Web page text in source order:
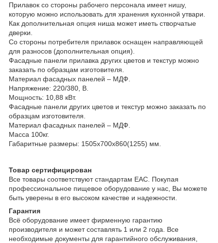
Прилавок со стороны рабочего персонала имеет нишу,
которую можно использовать для хранения кухонной утвари.
Как дополнительная опция ниша может иметь створчатые
дверки.
Со стороны потребителя прилавок оснащен направляющей
для разносов (дополнительная опция).
Фасадные панели прилавка других цветов и текстур можно
заказать по образцам изготовителя.
Материал фасадных панелей – МДФ.
Напряжение: 220/380, В.
Мощность: 10,88 кВт.
Фасадные панели других цветов и текстур можно заказать по
образцам изготовителя.
Материал фасадных панелей – МДФ.
Масса 100кг.
Габаритные размеры: 1505х700х860(1255) мм.
Товар сертифицирован
Все товары соответствуют стандартам EAC. Покупая
профессиональное пищевое оборудование у нас, Вы можете
быть уверены в его высоком качестве и надежности.
Гарантия
Всё оборудование имеет фирменную гарантию
производителя и может составлять 1 или 2 года. Все
необходимые документы для гарантийного обслуживания,